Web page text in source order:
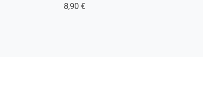
8,90 €